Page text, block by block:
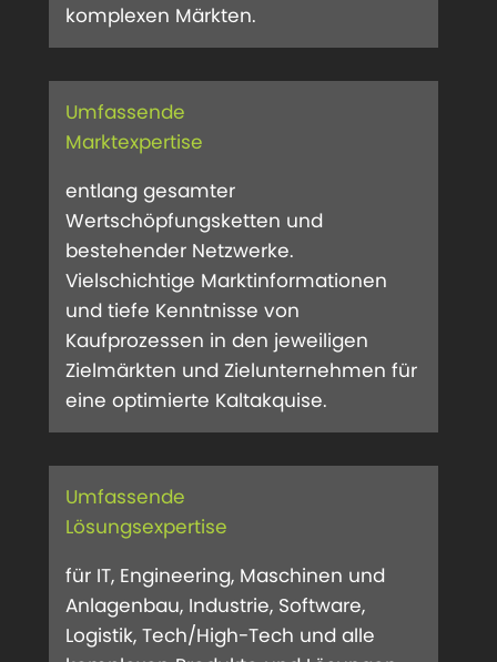
komplexen Märkten.
Umfassende
Marktexpertise
entlang gesamter
Wertschöpfungsketten und
bestehender Netzwerke.
Vielschichtige Marktinformationen
und tiefe Kenntnisse von
Kaufprozessen in den jeweiligen
Zielmärkten und Zielunternehmen für
eine optimierte Kaltakquise.
Umfassende
Lösungsexpertise
für IT, Engineering, Maschinen und
Anlagenbau, Industrie, Software,
Logistik, Tech/High-Tech und alle